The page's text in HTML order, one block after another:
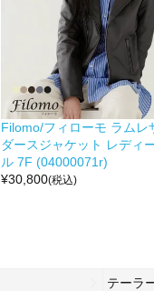
Filomo/フィローモ ラムレ
ダースジャケット レディ
ル 7F (04000071r)
¥30,800(税込)
テーラ